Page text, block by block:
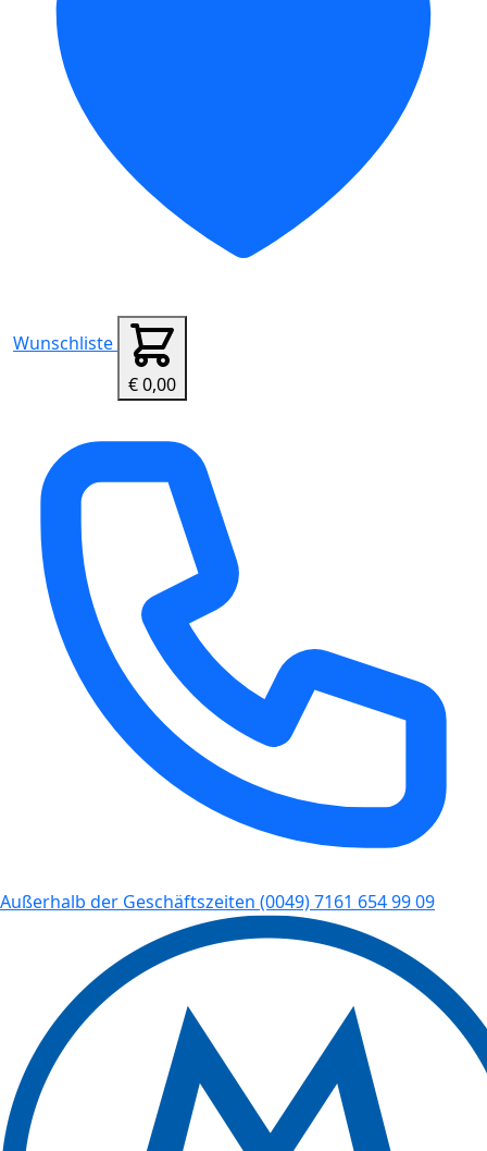
Wunschliste
€ 0,00
Außerhalb der Geschäftszeiten (0049) 7161 654 99 09